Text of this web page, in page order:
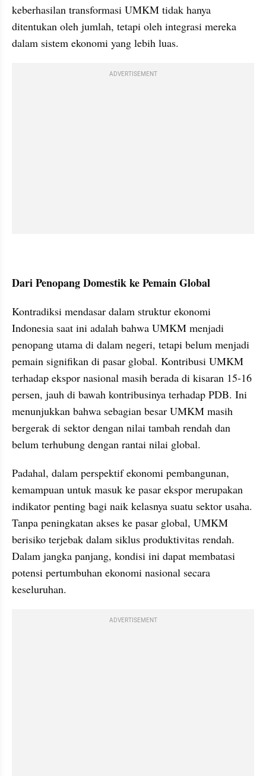
keberhasilan transformasi UMKM tidak hanya
ditentukan oleh jumlah, tetapi oleh integrasi mereka
dalam sistem ekonomi yang lebih luas.
ADVERTISEMENT
Dari Penopang Domestik ke Pemain Global
Kontradiksi mendasar dalam struktur ekonomi
Indonesia saat ini adalah bahwa UMKM menjadi
penopang utama di dalam negeri, tetapi belum menjadi
pemain signifikan di pasar global. Kontribusi UMKM
terhadap ekspor nasional masih berada di kisaran 15-16
persen, jauh di bawah kontribusinya terhadap PDB. Ini
menunjukkan bahwa sebagian besar UMKM masih
bergerak di sektor dengan nilai tambah rendah dan
belum terhubung dengan rantai nilai global.
Padahal, dalam perspektif ekonomi pembangunan,
kemampuan untuk masuk ke pasar ekspor merupakan
indikator penting bagi naik kelasnya suatu sektor usaha.
Tanpa peningkatan akses ke pasar global, UMKM
berisiko terjebak dalam siklus produktivitas rendah.
Dalam jangka panjang, kondisi ini dapat membatasi
potensi pertumbuhan ekonomi nasional secara
keseluruhan.
ADVERTISEMENT